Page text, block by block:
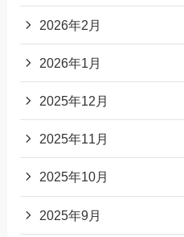
2026年2月
2026年1月
2025年12月
2025年11月
2025年10月
2025年9月